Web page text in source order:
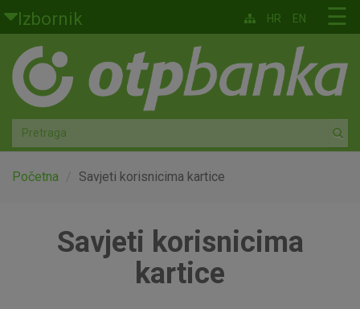
Skoči na glavni sadržaj
Izbornik
Građani
Privatno bankarstvo
Agro
Mala poduzeća i obrtnici
Globalna tržišta
☰
HR EN
Početna Savjeti korisnicima kartice
Savjeti korisnicima
kartice